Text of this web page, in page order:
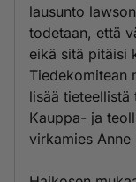
lausunto
todetaan, että
eikä sitä pitäisi
Tiedekomitean
lisää
Kauppa- ja
virkamies Anne